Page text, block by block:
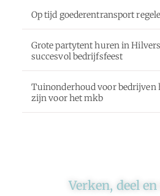
Op tijd goederentransport
Grote partytent huren in
succesvol bedrijfsfeest
Tuinonderhoud voor bedrijven
zijn voor het mkb
Verken, deel